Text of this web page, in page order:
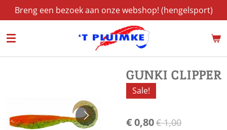
direct
naar
Breng een bezoek aan onze webshop! (hengelsport)
GUNKI CLIPPER
Sale!
€ 0,80€ 1,00